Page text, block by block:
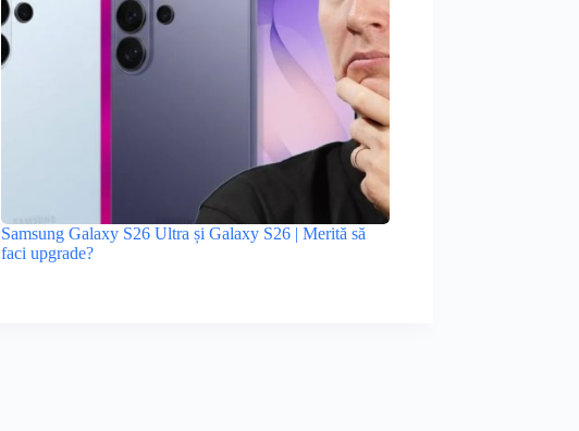
Samsung Galaxy S26 Ultra și Galaxy S26 | Merită să
faci upgrade?